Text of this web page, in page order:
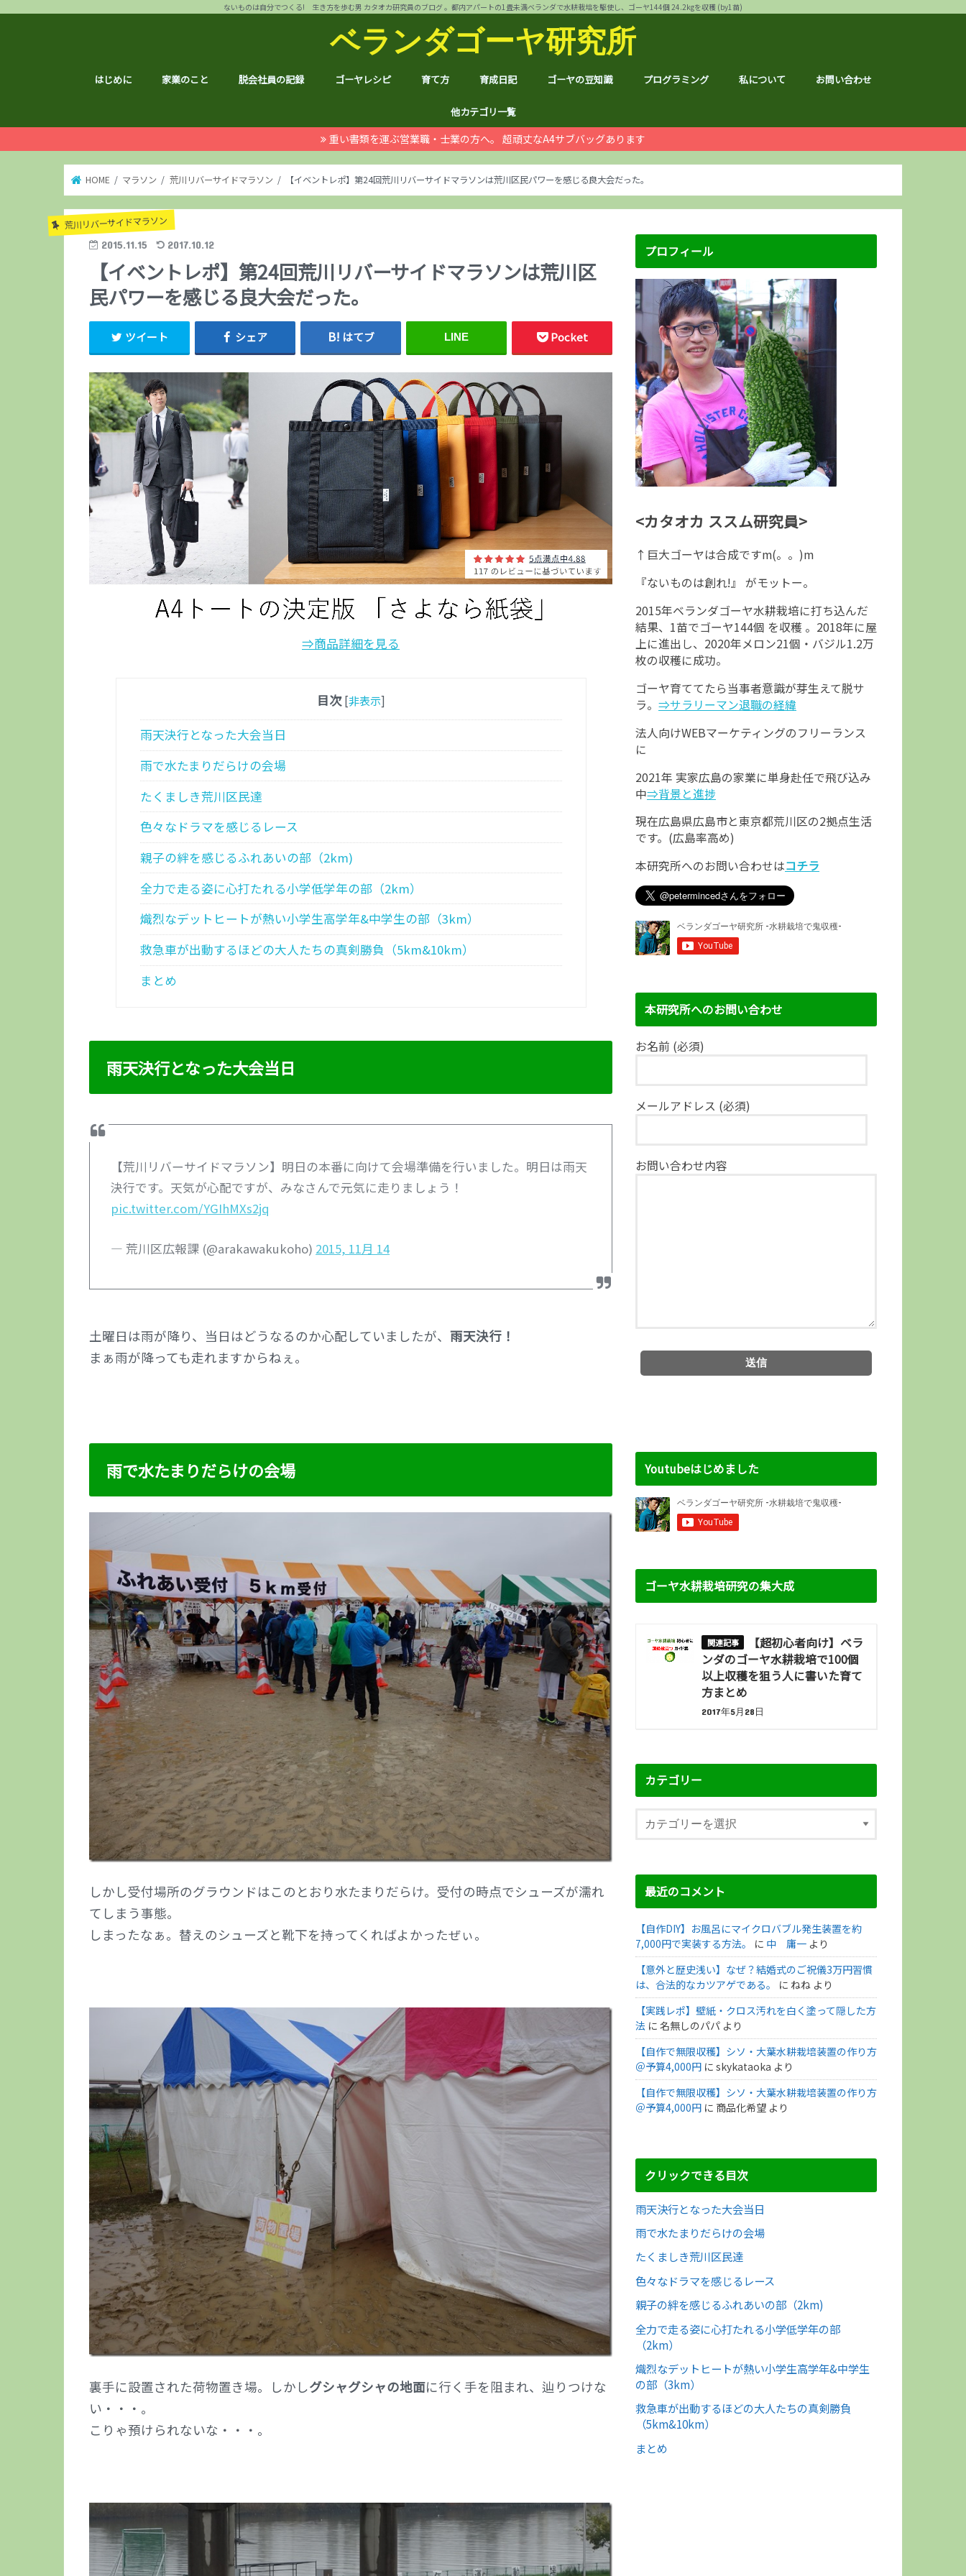
ないものは自分でつくる! 生き方を歩む男 カタオカ研究員のブログ 。都内アパートの1畳未満ベランダで水耕栽培を駆使し、ゴーヤ144個 24.2kgを収穫 (by1苗)
ベランダゴーヤ研究所
はじめに 家業のこと 脱会社員の記録 ゴーヤレシピ 育て方
自動給水装置
ハイポニカ水耕栽培とは
ノウハウ
育成日記
ほんわか
日常
月例報告
収支決算
ゴーヤの豆知識 プログラミング 私について お問い合わせ
他カテゴリ一覧
ゴジラ
空き家
PC・スマホ
シャープ
ドローン
ブログ運営 月次運営報告
ノウハウ
ブロフェス
ムダ知識 顔ハメ
お宝記事
サカナクション
ハンドメイド
マラソン 上野の森ハーフマラソン
荒川リバーサイドマラソン
久喜マラソン
体幹トレーニング
RX100
子育て
#地域ブログ 地元広島のこと
北区のこと
荒川区のこと
台東区のこと
茨城のこと
京都のこと
グルメ
株式投資・お金 個別銘柄分析
株主総会レポ
株主優待
雑貨屋ブルドッグ
仮想通貨
本多静六
お得な節約情報
ふるさと納税
重い書類を運ぶ営業職・士業の方へ。 超頑丈なA4サブバッグあります
HOME マラソン 荒川リバーサイドマラソン 【イベントレポ】第24回荒川リバーサイドマラソンは荒川区民パワーを感じる良大会だった。
荒川リバーサイドマラソン
2015.11.15 2017.10.12
【イベントレポ】第24回荒川リバーサイドマラソンは荒川区
民パワーを感じる良大会だった。
ツイート シェア はてブ LINE Pocket
⇒商品詳細を見る
目次 [非表示]
雨天決行となった大会当日
雨で水たまりだらけの会場
たくましき荒川区民達
色々なドラマを感じるレース
親子の絆を感じるふれあいの部（2km)
全力で走る姿に心打たれる小学低学年の部（2km）
熾烈なデットヒートが熱い小学生高学年&中学生の部（3km）
救急車が出動するほどの大人たちの真剣勝負（5km&10km）
まとめ
雨天決行となった大会当日
【荒川リバーサイドマラソン】明日の本番に向けて会場準備を行いました。明日は雨天
決行です。天気が心配ですが、みなさんで元気に走りましょう！
pic.twitter.com/YGIhMXs2jq
— 荒川区広報課 (@arakawakukoho) 2015, 11月 14
土曜日は雨が降り、当日はどうなるのか心配していましたが、 雨天決行！
まぁ雨が降っても走れますからねぇ。
雨で水たまりだらけの会場
しかし受付場所のグラウンドはこのとおり水たまりだらけ。受付の時点でシューズが濡れ
てしまう事態。
しまったなぁ。替えのシューズと靴下を持ってくればよかったぜぃ。
裏手に設置された荷物置き場。しかしグシャグシャの地面に行く手を阻まれ、辿りつけな
い・・・。
こりゃ預けられないな・・・。
プロフィール
<カタオカ ススム研究員>
↑巨大ゴーヤは合成ですm(。。)m
『ないものは創れ!』 がモットー。
2015年ベランダゴーヤ水耕栽培に打ち込んだ
結果、1苗でゴーヤ144個 を収穫 。2018年に屋
上に進出し、2020年メロン21個・バジル1.2万
枚の収穫に成功。
ゴーヤ育ててたら当事者意識が芽生えて脱サ
ラ。 ⇒サラリーマン退職の経緯
法人向けWEBマーケティングのフリーランス
に
2021年 実家広島の家業に単身赴任で飛び込み
中⇒背景と進捗
現在広島県広島市と東京都荒川区の2拠点生活
です。(広島率高め)
本研究所へのお問い合わせはコチラ
本研究所へのお問い合わせ
お名前 (必須)
メールアドレス (必須)
お問い合わせ内容
Youtubeはじめました
ゴーヤ水耕栽培研究の集大成
【超初心者向け】ベラ
ンダのゴーヤ水耕栽培で100個
以上収穫を狙う人に書いた育て
方まとめ
2017年5月28日
カテゴリー
最近のコメント
【自作DIY】お風呂にマイクロバブル発生装置を約
7,000円で実装する方法。
に 中 庸一 より
【意外と歴史浅い】なぜ？結婚式のご祝儀3万円習慣
は、合法的なカツアゲである。
に ねね より
【実践レポ】壁紙・クロス汚れを白く塗って隠した方
法 に 名無しのパパ より
【自作で無限収穫】シソ・大葉水耕栽培装置の作り方
＠予算4,000円 に skykataoka より
【自作で無限収穫】シソ・大葉水耕栽培装置の作り方
＠予算4,000円 に 商品化希望 より
クリックできる目次
雨天決行となった大会当日
雨で水たまりだらけの会場
たくましき荒川区民達
色々なドラマを感じるレース
親子の絆を感じるふれあいの部（2km)
全力で走る姿に心打たれる小学低学年の部
（2km）
熾烈なデットヒートが熱い小学生高学年&中学生
の部（3km）
救急車が出動するほどの大人たちの真剣勝負
（5km&10km）
まとめ